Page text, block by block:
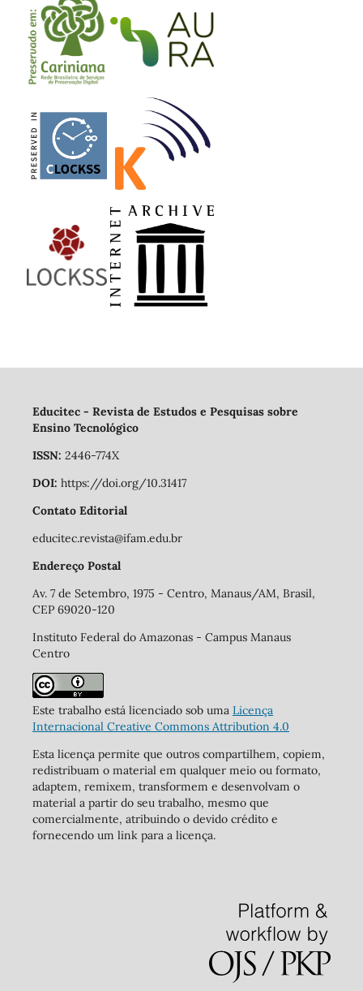
Educitec - Revista de Estudos e Pesquisas sobre
Ensino Tecnológico
ISSN: 2446-774X
DOI: https://doi.org/10.31417
Contato Editorial
educitec.revista@ifam.edu.br
Endereço Postal
Av. 7 de Setembro, 1975 - Centro, Manaus/AM, Brasil,
CEP 69020-120
Instituto Federal do Amazonas - Campus Manaus
Centro
Este trabalho está licenciado sob uma Licença
Internacional Creative Commons Attribution 4.0
Esta licença permite que outros compartilhem, copiem,
redistribuam o material em qualquer meio ou formato,
adaptem, remixem, transformem e desenvolvam o
material a partir do seu trabalho, mesmo que
comercialmente, atribuindo o devido crédito e
fornecendo um link para a licença.